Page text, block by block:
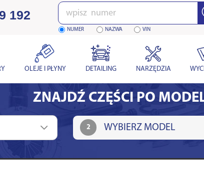
192 Wpisz
numer
NUMER NAZWA VIN
OLEJE I PŁYNY DETAILING NARZĘDZIA
ZNAJDŹ CZĘŚCI PO
2